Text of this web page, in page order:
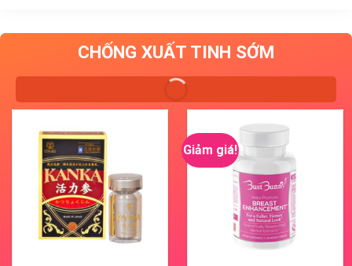
CHỐNG XUẤT TINH SỚM
Giảm giá!